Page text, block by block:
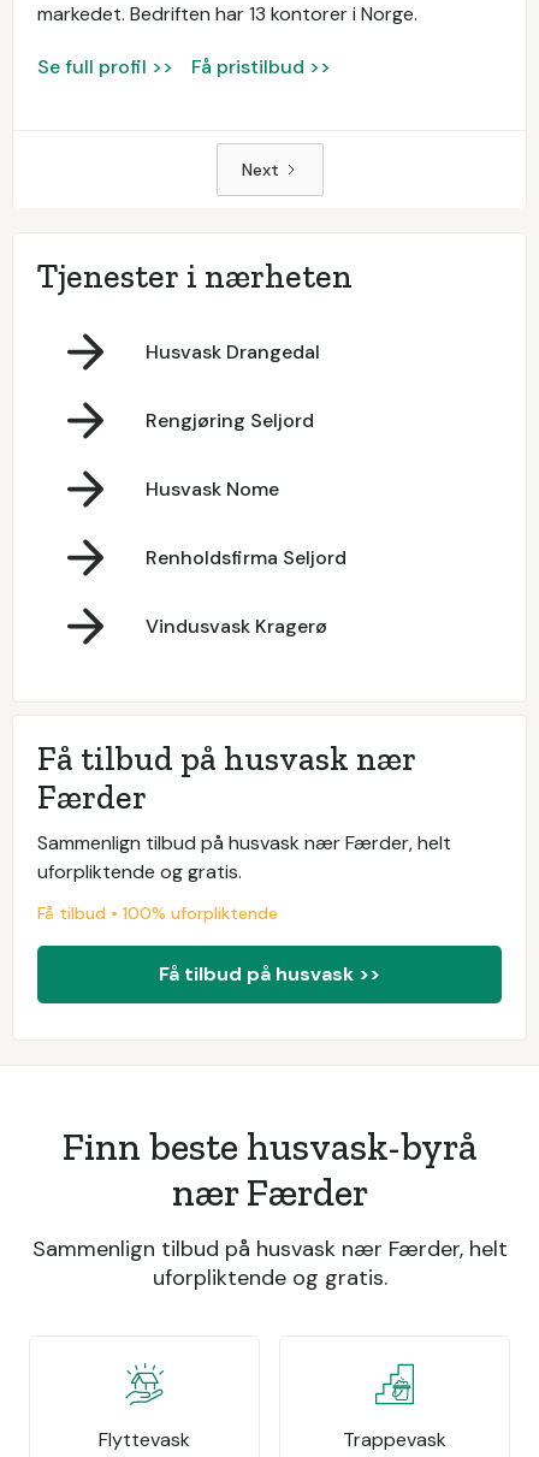
markedet. Bedriften har 13 kontorer i Norge.
Se full profil >> Få pristilbud >>
Next
Tjenester i nærheten
Husvask Drangedal
Rengjøring Seljord
Husvask Nome
Renholdsfirma Seljord
Vindusvask Kragerø
Få tilbud på husvask nær
Færder
Sammenlign tilbud på husvask nær Færder, helt
uforpliktende og gratis.
Få tilbud • 100% uforpliktende
Få tilbud på husvask >>
Finn beste husvask-byrå
nær Færder
Sammenlign tilbud på husvask nær Færder, helt
uforpliktende og gratis.
Flyttevask Trappevask